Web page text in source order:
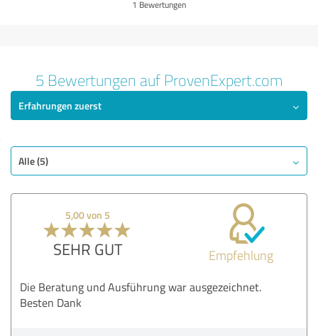
1 Bewertungen
5 Bewertungen auf ProvenExpert.com
Erfahrungen zuerst
Alle (5)
5,00 von 5
SEHR GUT Empfehlung
Die Beratung und Ausführung war ausgezeichnet.
Besten Dank